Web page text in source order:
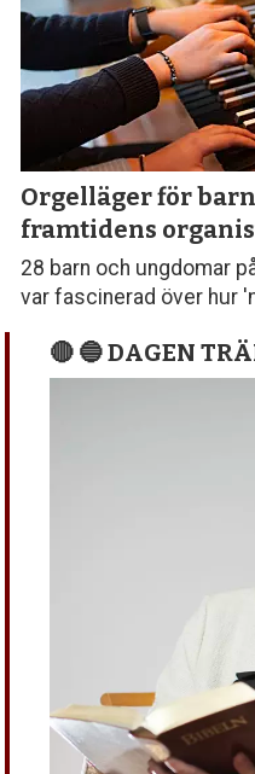
Orgelläger för
framtidens
28 barn och ungdomar
var fascinerad över hur
🔴 🔵 DAGEN